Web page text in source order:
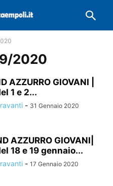
2020
AZZURRO GIOVANI |
1 e 2...
- 31 Gennaio 2020
AZZURRO GIOVANI|
18 e 19 gennaio...
- 17 Gennaio 2020